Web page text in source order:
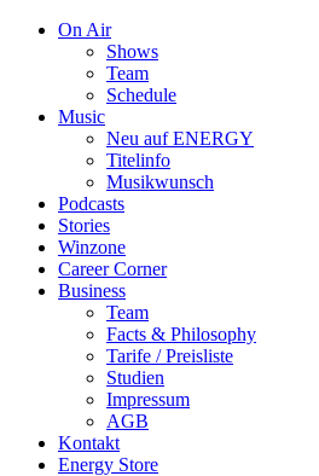
On Air
Shows
Team
Schedule
Music
Neu auf ENERGY
Titelinfo
Musikwunsch
Podcasts
Stories
Winzone
Career Corner
Business
Team
Facts & Philosophy
Tarife / Preisliste
Studien
Impressum
AGB
Kontakt
Energy Store